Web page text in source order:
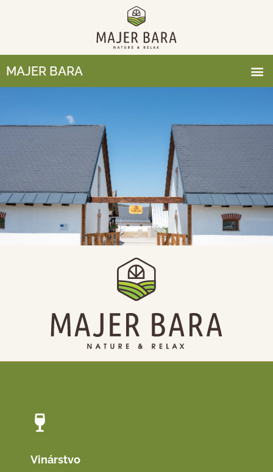
MAJER BARA
Vinárstvo